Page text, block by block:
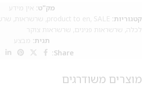
מק"ט: אין מידע
קטגוריות:
product to en, SALE
, שרשראות,
לכלה, שרשראות פנינים, שרשראות צוקר
תגית: מבצע
Share:
מוצרים משודרגים